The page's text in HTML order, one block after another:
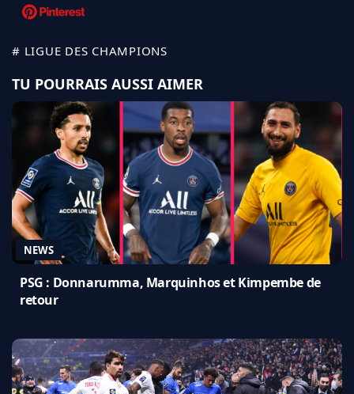
# LIGUE DES CHAMPIONS
TU POURRAIS AUSSI AIMER
NEWS
PSG : Donnarumma, Marquinhos et Kimpembe de
retour